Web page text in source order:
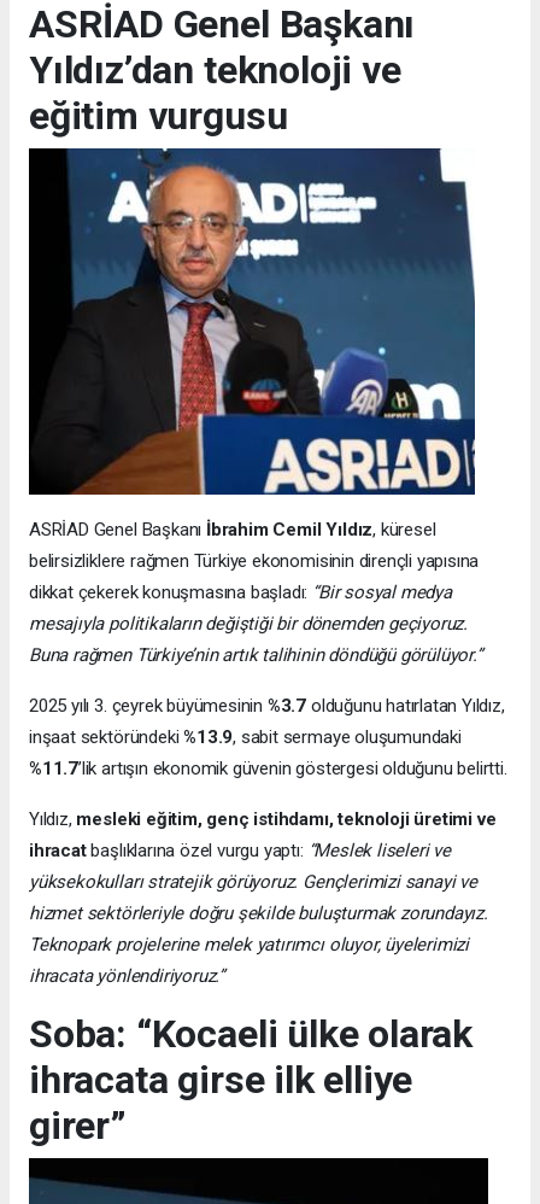
ASRİAD Genel Başkanı
Yıldız’dan teknoloji ve
eğitim vurgusu
ASRİAD Genel Başkanı İbrahim Cemil Yıldız, küresel
belirsizliklere rağmen Türkiye ekonomisinin dirençli yapısına
dikkat çekerek konuşmasına başladı: “Bir sosyal medya
mesajıyla politikaların değiştiği bir dönemden geçiyoruz.
Buna rağmen Türkiye’nin artık talihinin döndüğü görülüyor.”
2025 yılı 3. çeyrek büyümesinin %3.7 olduğunu hatırlatan Yıldız,
inşaat sektöründeki%13.9, sabit sermaye oluşumundaki
%11.7’lik artışın ekonomik güvenin göstergesi olduğunu belirtti.
Yıldız, mesleki eğitim, genç istihdamı, teknoloji üretimi ve
ihracatbaşlıklarına özel vurgu yaptı: “Meslek liseleri ve
yüksekokulları stratejik görüyoruz. Gençlerimizi sanayi ve
hizmet sektörleriyle doğru şekilde buluşturmak zorundayız.
Teknopark projelerine melek yatırımcı oluyor, üyelerimizi
ihracata yönlendiriyoruz.”
Soba: “Kocaeli ülke olarak
ihracata girse ilk elliye
girer”